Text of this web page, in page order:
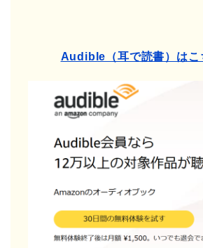
Audible（耳で読書）はこ